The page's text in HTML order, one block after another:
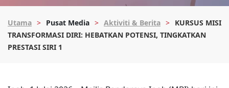
Utama Pusat Media Aktiviti & Berita
KURSUS MISI
TRANSFORMASI DIRI: HEBATKAN POTENSI, TINGKATKAN
PRESTASI SIRI 1